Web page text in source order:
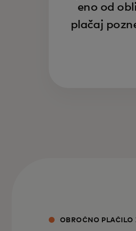
eno od
plačaj
OBROČNO PLAČILO